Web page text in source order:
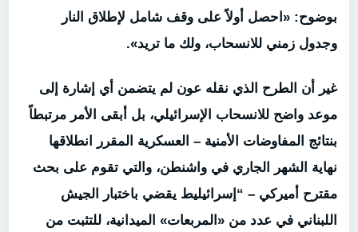
بوضوح: «احصل أولاً على وقف شامل لإطلاق النار
وجدول زمني للانسحاب، ولك ما تريد».
غير أن الطرح الذي نقله عون لم يتضمن أي إشارة إلى
موعد واضح للانسحاب الإسرائيلي، بل أبقى الأمر مرتبطاً
بنتائج المفاوضات الأمنية – العسكرية المقرر انطلاقها
نهاية الشهر الجاري في واشنطن، والتي تقوم على بحث
مقترح أميركي – “إسرائيليط يقضي باختبار الجيش
اللبناني في عدد من «المربعات» الميدانية، للتثبت من